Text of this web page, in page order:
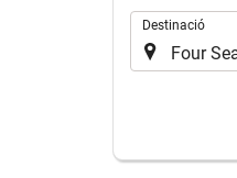
Destinació